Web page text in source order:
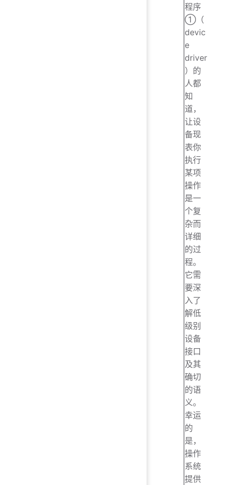
程序
①（
devic
e
driver
）的
人都
知
道，
让设
备现
表你
执行
某项
操作
是一
个复
杂而
详细
的过
程。
它需
要深
入了
解低
级别
设备
接口
及其
确切
的语
义。
幸运
的
是，
操作
系统
提供